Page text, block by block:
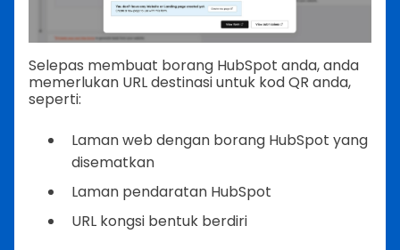
Selepas membuat borang HubSpot anda, anda
memerlukan URL destinasi untuk kod QR anda,
seperti:
Laman web dengan borang HubSpot yang
disematkan
Laman pendaratan HubSpot
URL kongsi bentuk berdiri